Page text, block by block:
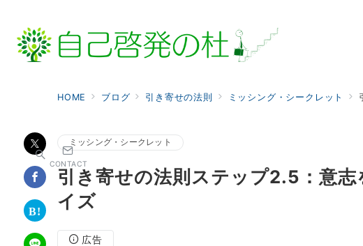
CONTACT
HOME ブログ 引き寄せの法則 ミッシング・シークレット
ミッシング・シークレット
引き寄せの法則ステップ2.5：意
イズ
広告